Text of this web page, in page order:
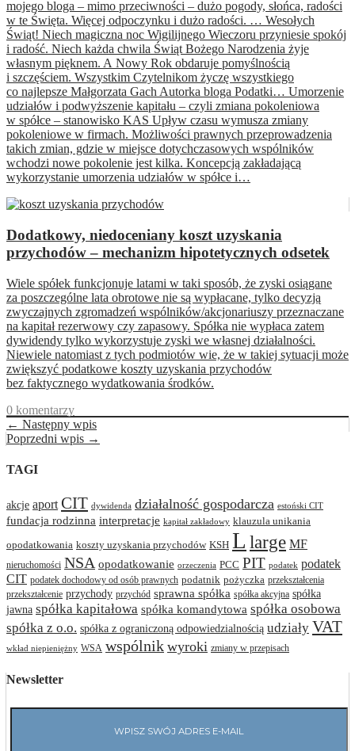
mojego bloga – mimo przeciwności – dużo pogody, słońca, radości
w te Święta. Więcej odpoczynku i dużo radości. … Wesołych
Świąt! Niech magiczna noc Wigilijnego Wieczoru przyniesie spokój
i radość. Niech każda chwila Świąt Bożego Narodzenia żyje
własnym pięknem. A Nowy Rok obdaruje pomyślnością
i szczęściem. Wszystkim Czytelnikom życzę wszystkiego
co najlepsze Małgorzata Gach Autorka bloga Podatki… Umorzenie
udziałów i podwyższenie kapitału – czyli zmiana pokoleniowa
w spółce – stanowisko KAS Upływ czasu wymusza zmiany
pokoleniowe w firmach. Możliwości prawnych przeprowadzenia
takich zmian, gdzie w miejsce dotychczasowych wspólników
wchodzi nowe pokolenie jest kilka. Koncepcją zakładającą
wykorzystanie umorzenia udziałów w spółce i…
Dodatkowy, niedoceniany koszt uzyskania
przychodów – mechanizm hipotetycznych odsetek
Wiele spółek funkcjonuje latami w taki sposób, że zyski osiągane
za poszczególne lata obrotowe nie są wypłacane, tylko decyzją
zwyczajnych zgromadzeń wspólników/akcjonariuszy przeznaczane
na kapitał rezerwowy czy zapasowy. Spółka nie wypłaca zatem
dywidendy tylko wykorzystuje zyski we własnej działalności.
Niewiele natomiast z tych podmiotów wie, że w takiej sytuacji może
zwiększyć podatkowe koszty uzyskania przychodów
bez faktycznego wydatkowania środków.
0 komentarzy
← Następny wpis
Poprzedni wpis →
TAGI
akcje aport CIT dywidenda działalność gospodarcza estoński CIT
fundacja rodzinna interpretacje kapitał zakładowy klauzula unikania
opodatkowania koszty uzyskania przychodów KSH L large MF
nieruchomości NSA opodatkowanie orzeczenia PCC PIT podatek podatek
CIT podatek dochodowy od osób prawnych podatnik pożyczka przekształcenia
przekształcenie przychody przychód sprawna spółka spółka akcyjna spółka
jawna spółka kapitałowa spółka komandytowa spółka osobowa
spółka z o.o. spółka z ograniczoną odpowiedzialnością udziały VAT
wkład niepieniężny WSA wspólnik wyroki zmiany w przepisach
Newsletter